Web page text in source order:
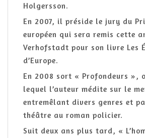
Holgersson.
En 2007, il préside le jury du
européen qui sera remis cette
Verhofstadt pour son livre Les
d’Europe.
En 2008 sort « Profondeurs »,
lequel l’auteur médite sur le
entremêlant divers genres et
théâtre au roman policier.
Suit deux ans plus tard, «